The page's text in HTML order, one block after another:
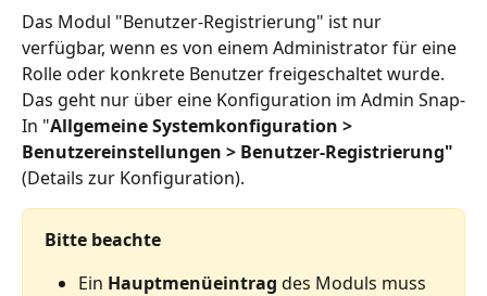
Das Modul "Benutzer-Registrierung" ist nur
verfügbar, wenn es von einem Administrator für eine
Rolle oder konkrete Benutzer freigeschaltet wurde.
Das geht nur über eine Konfiguration im Admin Snap-
In "Allgemeine Systemkonfiguration >
Benutzereinstellungen > Benutzer-Registrierung"
(Details zur Konfiguration).
Bitte beachte
Ein Hauptmenüeintrag des Moduls muss